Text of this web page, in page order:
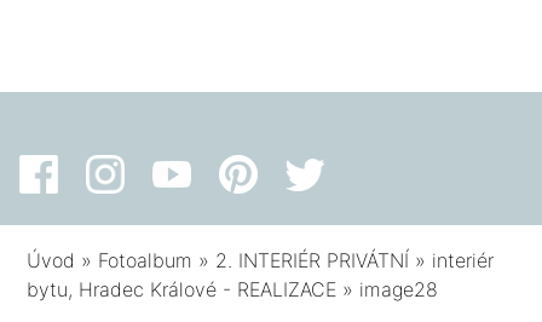
Úvod » Fotoalbum » 2. INTERIÉR PRIVÁTNÍ » interiér
bytu, Hradec Králové - REALIZACE » image28